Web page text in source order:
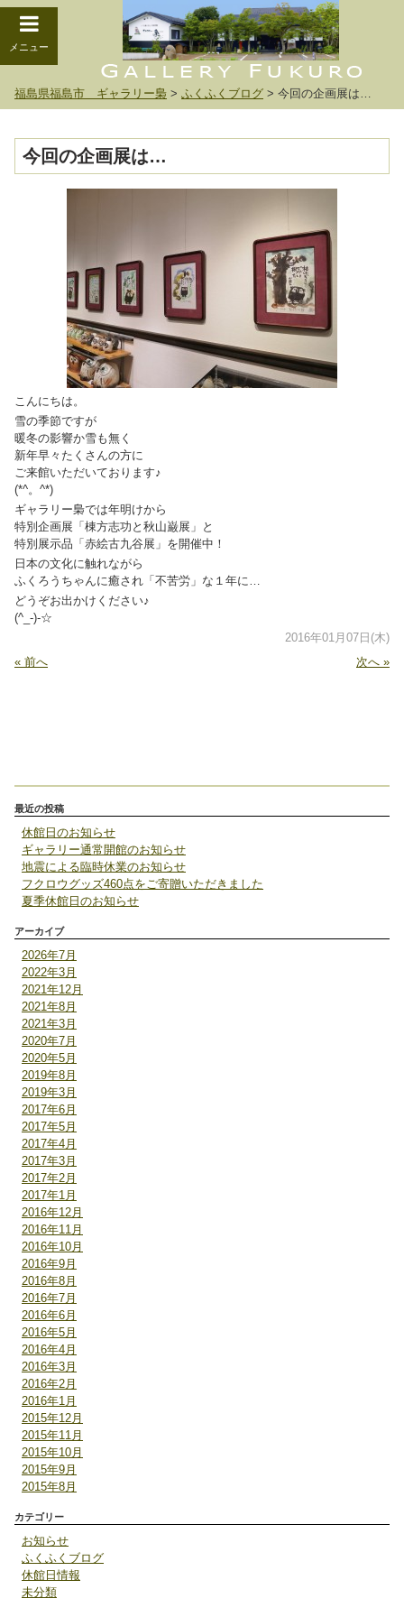
メニュー
福島県福島市 ギャラリー梟 > ふくふくブログ > 今回の企画展は…
今回の企画展は…
こんにちは。
雪の季節ですが
暖冬の影響か雪も無く
新年早々たくさんの方に
ご来館いただいております♪
(*^。^*)
ギャラリー梟では年明けから
特別企画展「棟方志功と秋山巌展」と
特別展示品「赤絵古九谷展」を開催中！
日本の文化に触れながら
ふくろうちゃんに癒され「不苦労」な１年に…
どうぞお出かけください♪
(^_-)-☆
2016年01月07日(木)
« 前へ
次へ »
最近の投稿
休館日のお知らせ
ギャラリー通常開館のお知らせ
地震による臨時休業のお知らせ
フクロウグッズ460点をご寄贈いただきました
夏季休館日のお知らせ
アーカイブ
2026年7月
2022年3月
2021年12月
2021年8月
2021年3月
2020年7月
2020年5月
2019年8月
2019年3月
2017年6月
2017年5月
2017年4月
2017年3月
2017年2月
2017年1月
2016年12月
2016年11月
2016年10月
2016年9月
2016年8月
2016年7月
2016年6月
2016年5月
2016年4月
2016年3月
2016年2月
2016年1月
2015年12月
2015年11月
2015年10月
2015年9月
2015年8月
カテゴリー
お知らせ
ふくふくブログ
休館日情報
未分類